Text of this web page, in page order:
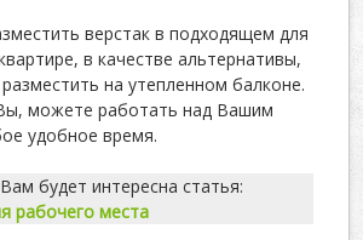
верстак в подходящем для
в качестве альтернативы,
на утепленном балконе.
можете работать над Вашим
удобное время.
будет интересна статья:
рабочего места